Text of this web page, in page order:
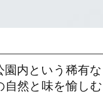
園内という稀有
自然と味を愉し